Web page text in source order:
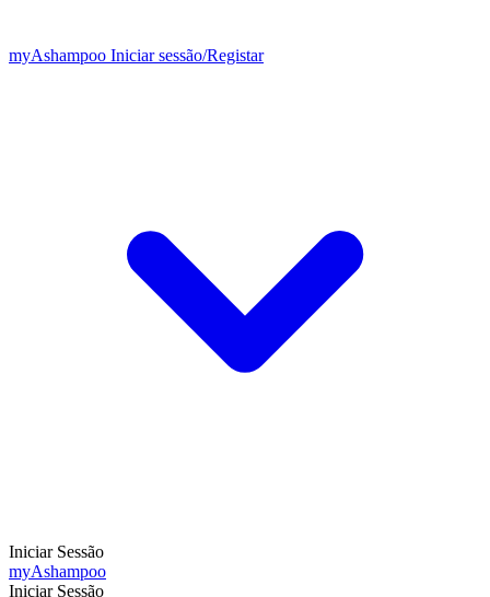
myAshampoo Iniciar sessão/Registar
Iniciar Sessão
myAshampoo
Iniciar Sessão